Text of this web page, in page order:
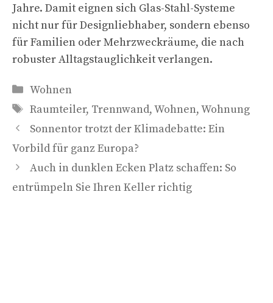
Jahre. Damit eignen sich Glas-Stahl-Systeme
nicht nur für Designliebhaber, sondern ebenso
für Familien oder Mehrzweckräume, die nach
robuster Alltagstauglichkeit verlangen.
Kategorien
Wohnen
Schlagwörter
Raumteiler, Trennwand,Wohnen,Wohnung
Sonnentor trotzt der Klimadebatte: Ein
Vorbild für ganz Europa?
Auch in dunklen Ecken Platz schaffen: So
entrümpeln Sie Ihren Keller richtig